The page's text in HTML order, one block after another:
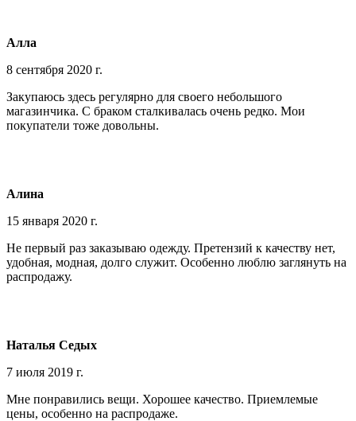
Алла
8 сентября 2020 г.
Закупаюсь здесь регулярно для своего небольшого
магазинчика. С браком сталкивалась очень редко. Мои
покупатели тоже довольны.
Алина
15 января 2020 г.
Не первый раз заказываю одежду. Претензий к качеству нет,
удобная, модная, долго служит. Особенно люблю заглянуть на
распродажу.
Наталья Седых
7 июля 2019 г.
Мне понравились вещи. Хорошее качество. Приемлемые
цены, особенно на распродаже.